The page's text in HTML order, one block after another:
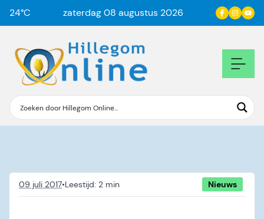
24°C zaterdag 08 augustus 2026
09 juli 2017• Nieuws